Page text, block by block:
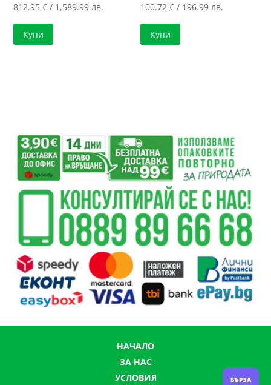
812.95€ / 1,589.99 лв.
Купи
100.72€ / 196.99 лв.
Купи
НАЧАЛО
ЗА НАС
УСЛОВИЯ
БЪРЗА